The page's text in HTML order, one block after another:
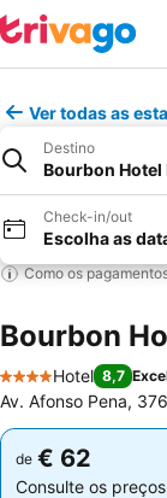
Ver todas as
Destino
Bourbon Hotel
Check-in/out
Escolha as
Como os
Bourbon
4 Estrelas
Hotel 8,7
Av. Afonso Pena,
de € 62
Consulte os
de € 62
Consulte os